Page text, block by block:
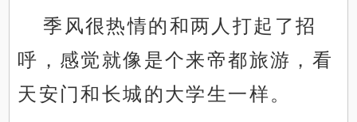
季风很热情的和两人打起了招
呼，感觉就像是个来帝都旅游，看
天安门和长城的大学生一样。